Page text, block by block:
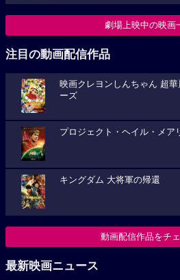
劇場上映中の映画
注目の動画配信作品
映画クレヨンしんちゃん 超
ーズ
プロジェクト・ヘイル・メア
キングダム 大将軍の帰還
動画配信作品をチ
最新映画ニュース